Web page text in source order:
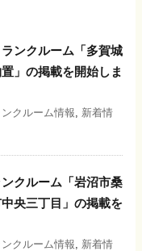
ンクルーム「多賀城
」の掲載を開始しま
ンクルーム情報
新着情
クルーム「岩沼市桑
央三丁目」の掲載を
ンクルーム情報
新着情